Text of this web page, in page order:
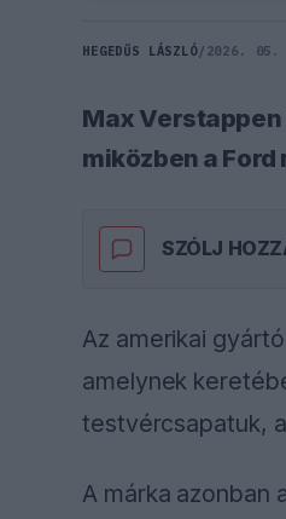
HEGEDŰS LÁSZLÓ/ 2026.
Max
miközben a
SZÓLJ
Az amerikai
amelynek
testvércsapatuk,
A márka azonban